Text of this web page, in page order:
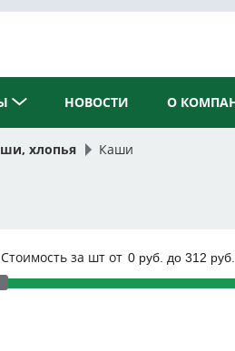
НОВОСТИ О
хлопья Каши
Стоимость за шт от